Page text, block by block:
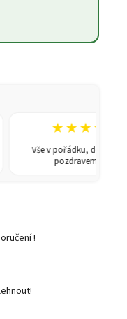
★★★★★
Vše v pořádku, doporučuji. S
pozdravem René
!